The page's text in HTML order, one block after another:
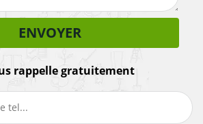
rappelle gratuitement